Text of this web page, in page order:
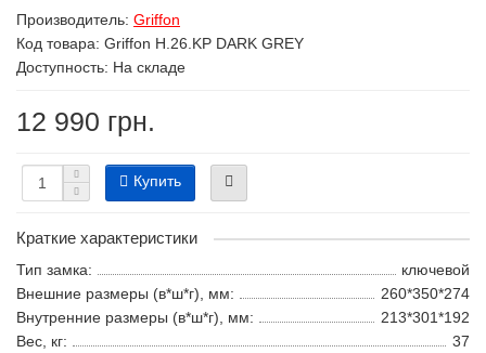
Производитель: Griffon
Код товара: Griffon H.26.KP DARK GREY
Доступность: На складе
12 990 грн.
Купить
Краткие характеристики
Тип замка:
ключевой
Внешние размеры (в*ш*г), мм:
260*350*274
Внутренние размеры (в*ш*г), мм:
213*301*192
Вес, кг:
37